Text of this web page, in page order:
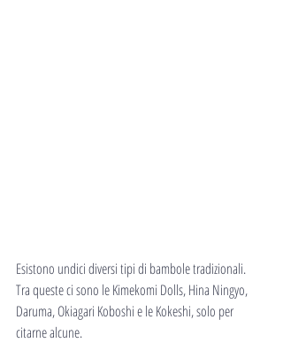
Esistono undici diversi tipi di bambole tradizionali.
Tra queste ci sono le Kimekomi Dolls, Hina Ningyo,
Daruma, Okiagari Koboshi e le Kokeshi, solo per
citarne alcune.